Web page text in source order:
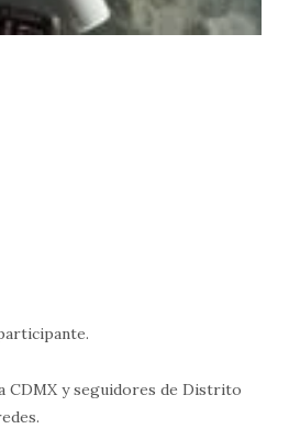
CDMX y seguidores de Distrito